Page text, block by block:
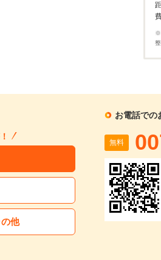
※
他
お電話での
無料